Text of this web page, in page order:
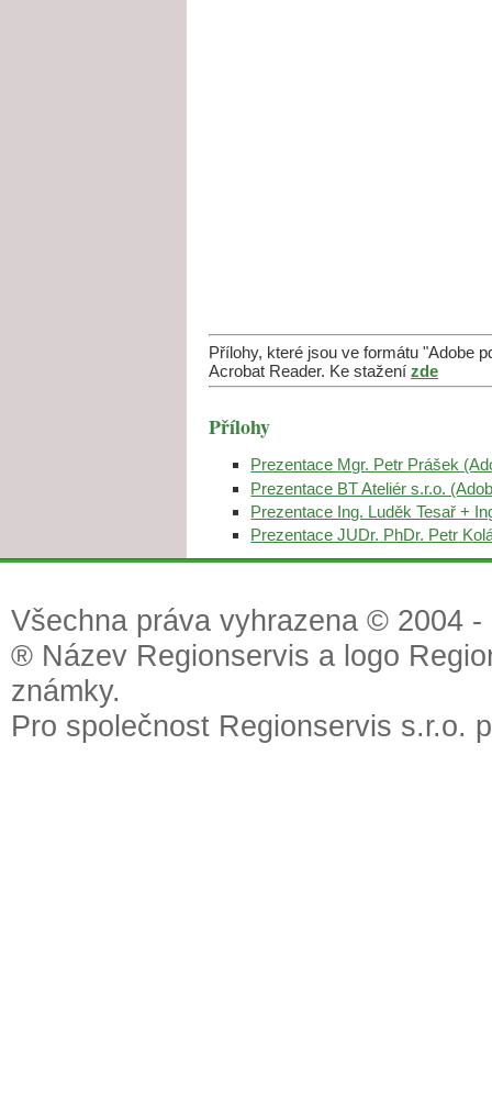
Přílohy, které jsou ve formátu "Adobe
Acrobat Reader. Ke stažení zde
Přílohy
Prezentace Mgr. Petr Prášek
Prezentace BT Ateliér s.r.o.
Prezentace Ing. Luděk Tesař +
Prezentace JUDr. PhDr. Petr
Všechna práva vyhrazena © 2004
® Název Regionservis a logo
známky.
Pro společnost Regionservis s.r.o.